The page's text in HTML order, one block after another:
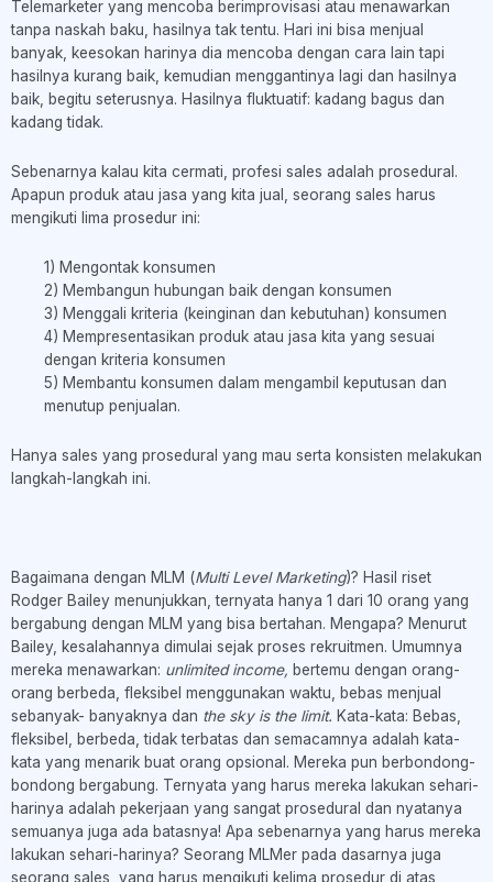
Telemarketer yang mencoba berimprovisasi atau menawarkan
tanpa naskah baku, hasilnya tak tentu. Hari ini bisa menjual
banyak, keesokan harinya dia mencoba dengan cara lain tapi
hasilnya kurang baik, kemudian menggantinya lagi dan hasilnya
baik, begitu seterusnya. Hasilnya fluktuatif: kadang bagus dan
kadang tidak.
Sebenarnya kalau kita cermati, profesi sales adalah prosedural.
Apapun produk atau jasa yang kita jual, seorang sales harus
mengikuti lima prosedur ini:
1) Mengontak konsumen
2) Membangun hubungan baik dengan konsumen
3) Menggali kriteria (keinginan dan kebutuhan) konsumen
4) Mempresentasikan produk atau jasa kita yang sesuai
dengan kriteria konsumen
5) Membantu konsumen dalam mengambil keputusan dan
menutup penjualan.
Hanya sales yang prosedural yang mau serta konsisten melakukan
langkah-langkah ini.
Bagaimana dengan MLM (Multi Level Marketing)? Hasil riset
Rodger Bailey menunjukkan, ternyata hanya 1 dari 10 orang yang
bergabung dengan MLM yang bisa bertahan. Mengapa? Menurut
Bailey, kesalahannya dimulai sejak proses rekruitmen. Umumnya
mereka menawarkan: unlimited income, bertemu dengan orang-
orang berbeda, fleksibel menggunakan waktu, bebas menjual
sebanyak- banyaknya dan the sky is the limit. Kata-kata: Bebas,
fleksibel, berbeda, tidak terbatas dan semacamnya adalah kata-
kata yang menarik buat orang opsional. Mereka pun berbondong-
bondong bergabung. Ternyata yang harus mereka lakukan sehari-
harinya adalah pekerjaan yang sangat prosedural dan nyatanya
semuanya juga ada batasnya! Apa sebenarnya yang harus mereka
lakukan sehari-harinya? Seorang MLMer pada dasarnya juga
seorang sales, yang harus mengikuti kelima prosedur di atas,